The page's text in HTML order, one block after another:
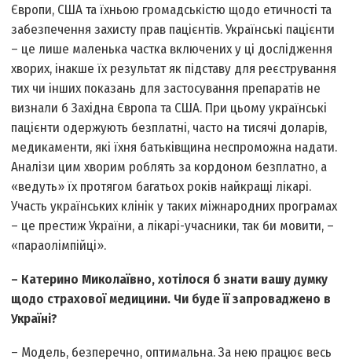
Європи, США та їхньою громадськістю щодо етичності та
забезпечення захисту прав пацієнтів. Українські пацієнти
– це лише маленька частка включених у ці дослідження
хворих, інакше їх результат як підставу для реєстрування
тих чи інших показань для застосування препаратів не
визнали б Західна Європа та США. При цьому українські
пацієнти одержують безплатні, часто на тисячі доларів,
медикаменти, які їхня батьківщина неспроможна надати.
Аналізи цим хворим роблять за кордоном безплатно, а
«ведуть» їх протягом багатьох років найкращі лікарі.
Участь українських клінік у таких міжнародних програмах
– це престиж України, а лікарі-учасники, так би мовити, –
«параолімпійці».
– Катерино Миколаївно, хотілося б знати вашу думку
щодо страхової медицини. Чи буде її запроваджено в
Україні?
– Модель, безперечно, оптимальна. За нею працює весь